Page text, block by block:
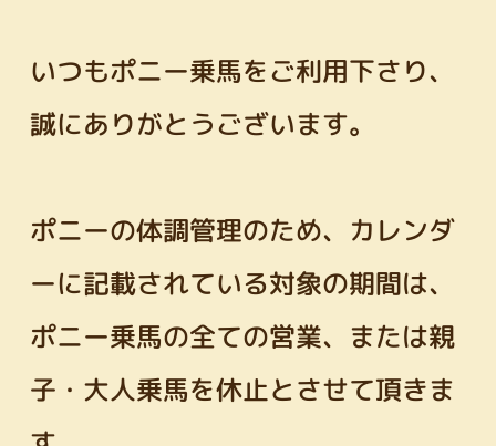
いつもポニー乗馬をご利用下さり、
誠にありがとうございます。
ポニーの体調管理のため、カレンダ
ーに記載されている対象の期間は、
ポニー乗馬の全ての営業、または親
子・大人乗馬を休止とさせて頂きま